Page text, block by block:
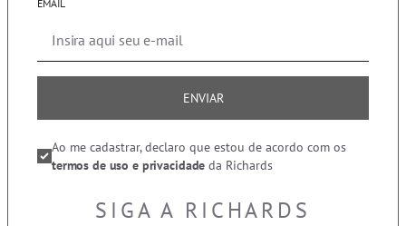
EMAIL
ENVIAR
Ao me cadastrar, declaro que estou de acordo com os
termos de uso e privacidade da Richards
SIGA A RICHARDS